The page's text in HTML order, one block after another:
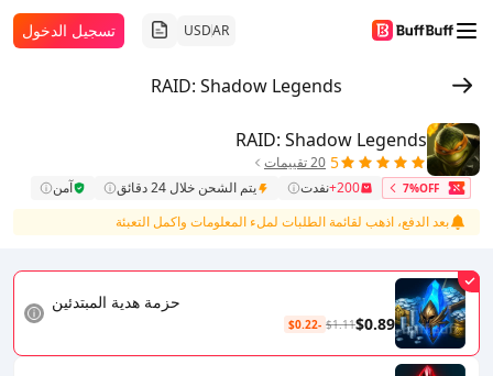
AR
USD تسجيل الدخول
RAID: Shadow Legends
RAID: Shadow Legends
5 20 تقييمات
7%OFF
200+ نفدت يتم الشحن خلال 24 دقائق
آمن
بعد الدفع، اذهب لقائمة الطلبات لملء المعلومات واكمل التعبئة
حزمة هدية المبتدئين
$0.89
$1.11
-$0.22